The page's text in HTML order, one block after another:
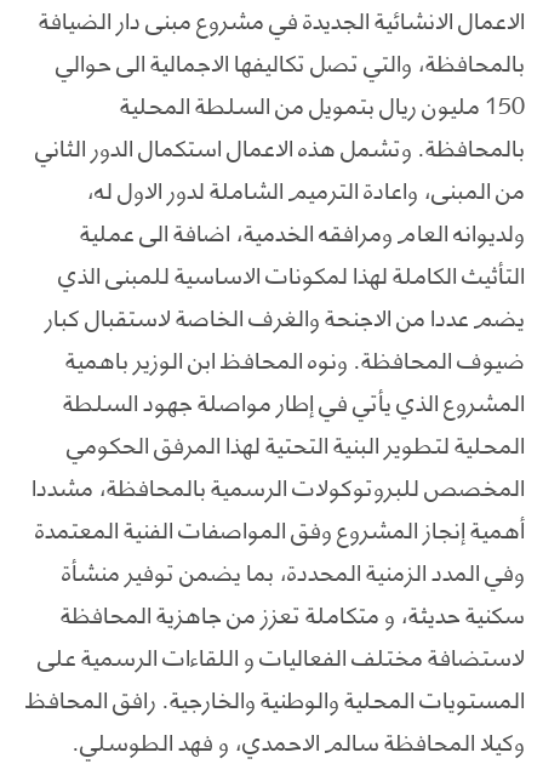
الاعمال الانشائية الجديدة في مشروع مبنى دار الضيافة
بالمحافظة، والتي تصل تكاليفها الاجمالية الى حوالي
150 مليون ريال بتمويل من السلطة المحلية
بالمحافظة. وتشمل هذه الاعمال استكمال الدور الثاني
من المبنى، واعادة الترميم الشاملة لدور الاول له،
ولديوانه العام ومرافقه الخدمية، اضافة الى عملية
التأثيث الكاملة لهذا لمكونات الاساسية للمبنى الذي
يضم عددا من الاجنحة والغرف الخاصة لاستقبال كبار
ضيوف المحافظة. ونوه المحافظ ابن الوزير باهمية
المشروع الذي يأتي في إطار مواصلة جهود السلطة
المحلية لتطوير البنية التحتية لهذا المرفق الحكومي
المخصص للبروتوكولات الرسمية بالمحافظة، مشددا
أهمية إنجاز المشروع وفق المواصفات الفنية المعتمدة
وفي المدد الزمنية المحددة، بما يضمن توفير منشأة
سكنية حديثة، و متكاملة تعزز من جاهزية المحافظة
لاستضافة مختلف الفعاليات و اللقاءات الرسمية على
المستويات المحلية والوطنية والخارجية. رافق المحافظ
وكيلا المحافظة سالم الاحمدي، و فهد الطوسلي.